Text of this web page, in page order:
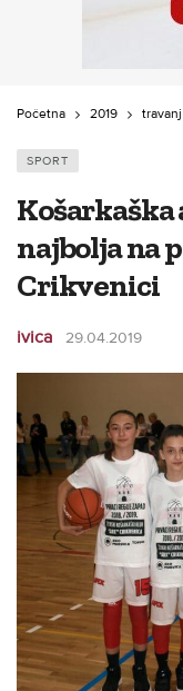
Početna 2019 travanj
SPORT
Košarkaška
najbolja na
Crikvenici
ivica 29.04.2019